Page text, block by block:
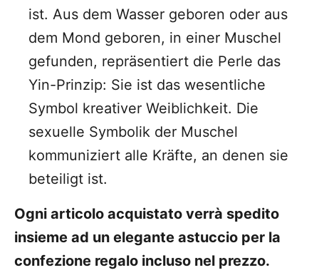
ist. Aus dem Wasser geboren oder aus
dem Mond geboren, in einer Muschel
gefunden, repräsentiert die Perle das
Yin-Prinzip: Sie ist das wesentliche
Symbol kreativer Weiblichkeit. Die
sexuelle Symbolik der Muschel
kommuniziert alle Kräfte, an denen sie
beteiligt ist.
Ogni articolo acquistato verrà spedito
insieme ad un elegante astuccio per la
confezione regalo incluso nel prezzo.